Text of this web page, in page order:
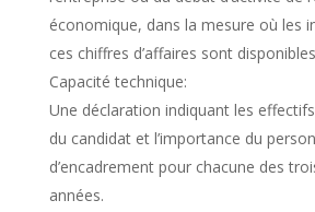
économique, dans la mesure où les
ces chiffres d’affaires sont
Capacité technique:
Une déclaration indiquant les
du candidat et l’importance du
d’encadrement pour chacune des
années.